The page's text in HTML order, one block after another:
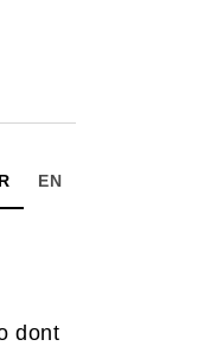
EN
dont